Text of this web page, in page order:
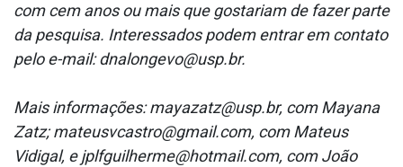
com cem anos ou mais que gostariam de fazer parte
da pesquisa. Interessados podem entrar em contato
pelo e-mail: dnalongevo@usp.br.
Mais informações: mayazatz@usp.br, com Mayana
Zatz; mateusvcastro@gmail.com, com Mateus
Vidigal, e jplfguilherme@hotmail.com, com João